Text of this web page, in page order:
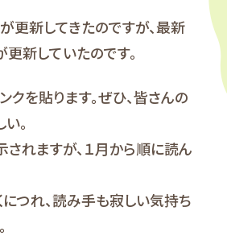
更新してきたのですが、最新
新していたのです。
クを貼ります。ぜひ、皆さんの
。
れますが、１月から順に読ん
につれ、読み手も寂しい気持ち